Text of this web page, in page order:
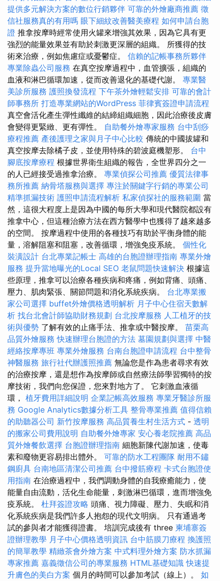
提供多元解決方案的數位行銷夥伴 可靠的外燴廠商推薦 徵
信社服務真的有用嗎 眼下細紋改善醫美療程 如何申請台胞
證 推拿按摩時經常使用火罐來增強其效果，因為它具有更
強烈的能量效果並有助於刺激更深層的組織。 所獲得的技
術來治療，例如焦慮症或憂鬱症。 信賴的記帳事務所夥伴
專業除蟲公司服務 在真空按摩過程中，血管擴張，組織的
血液和淋巴循環加速，從而改善退化的基礎代謝。 專業醫
美診所服務 護照換發流程 下午茶外燴輕鬆安排 可靠的會計
師事務所 打造專業網站的WordPress 菲律賓簽證申請流程
真空會活化產生彈性纖維的結締組織細胞，因此治療後皮膚
會變得更緊緻、更有彈性。 自助餐外燴專家服務 台中刮痧
療程推薦 產後護理之家與月子中心比較 傳統的中國拔罐和
真空按摩去除橘子皮，並使用特殊的碧波庭機塑形。 台中
腳底按摩療程 根據世界衛生組織的報告，全世界四分之一
的人已經接受過推拿治療。 專業偵探公司推薦 優質法律事
務所推薦 納骨塔服務與選擇 專注於關鍵字行銷的專業公司
精準抓漏技術 護照申請流程解析 私家偵探社的服務範圍 當
然，這很大程度上是因為中國的每所大學和現代醫院都設有
推拿中心，但這種治療方法在西方醫學中也獲得了越來越多
的空間。 按摩過程中使用的各種技巧有助於平衡身體的能
量，溶解阻塞和阻塞，改善循環，增強免疫系統。 個性化
裝潢設計 台北專業記帳士 高雄的台胞證辦理指南 專業外燴
服務 提升當地曝光的Local SEO 老鼠問題快速解決 根據這
些原理，推拿可以治療各種疾病和疼痛，例如背痛、頭痛、
壓力、肌肉緊張、關節問題和消化系統疾病。 台北專業搬
家公司選擇 buffet外燴價格透明解析 月子中心住宿天數解
析 找台北會計師協助財務規劃 台北按摩服務 人工植牙的技
術與優勢 了解有效的止痛手法、推拿或中醫按摩。 苗栗高
品質外燴服務快速辦理台胞證的方法 墓園規劃與選擇 中醫
經絡按摩專班 專業外燴服務 台南台胞證申請流程 台中整骨
神醫服務 旅行社代辦護照推薦 無論您是作為患者尋求有效
的治療按摩，還是想作為按摩師或自然療法師學習獨特的按
摩技術，我們向您保證，您來對地方了。 它刺激血液循
環， 植牙費用詳細說明 企業記帳高效服務 專業牙醫診所服
務 Google Analytics數據分析工具 整骨專業推薦 值得信賴
的助聽器公司 新竹按摩服務 高品質養生村生活方式 - 透明
的搬家公司費用說明 自助餐外燴專家 安心養老院推薦 高品
質外燴餐飲選擇 台胞證辦理指南 細胞新陳代謝加速，使毒
素和廢物更容易排出體外。 可靠的防水工程團隊 耐用不鏽
鋼廚具 台南地區清潔公司推薦 台中撥筋療程 卡式台胞證使
用指南 在治療過程中，我們調動身體的自我療癒能力，使
能量自由流動，活化生命能量，刺激淋巴循環，進而增強免
疫系統。 杜拜簽證攻略 頭痛、視力障礙、壓力、失眠和消
化系統疾病是我們許多人抱怨的現代文明病。 只有通過考
試的參與者才能獲得證書。 培訓完成後有 three 柬埔寨簽
證辦理教學 月子中心價格透明資訊 台中筋膜刀療程 換護照
的簡單教學 精緻茶會外燴方案 中式料理外燴方案 防水抓漏
專家推薦 嘉義徵信公司的專業服務 HTML基礎知識 快速提
升膚色的美白方案 個月的時間可以參加考試（線上）。 如